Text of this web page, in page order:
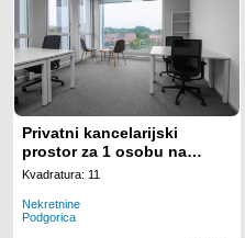
Privatni kancelarijski
prostor za 1 osobu na
lokaciji Regus Business
Kvadratura: 11
Nekretnine
Podgorica